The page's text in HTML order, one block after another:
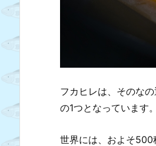
フカヒレは、そのな
の1つとなっています。
世界には、およそ500